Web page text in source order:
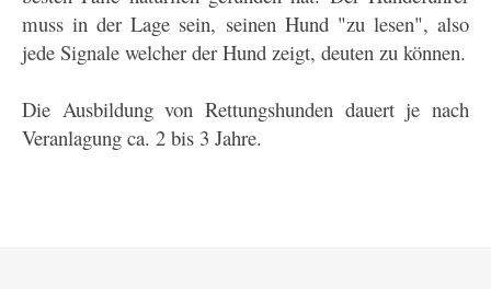
muss in der Lage sein, seinen Hund "zu lesen", also
jede Signale welcher der Hund zeigt, deuten zu können.
Die Ausbildung von Rettungshunden dauert je nach
Veranlagung ca. 2 bis 3 Jahre.